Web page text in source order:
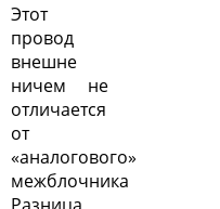
Этот
провод
внешне
ничем не
отличается
от
«аналогового»
межблочника